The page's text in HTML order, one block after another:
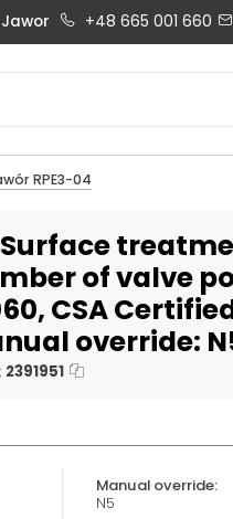
+48 603 902 368
Magazyn 24H:
+48 731 349 406
Magazyn 24H:
Jawor +48 665 001 660
RPE3-04
Surface
of valve
CSA
override:
2391951
Manual override:
N5